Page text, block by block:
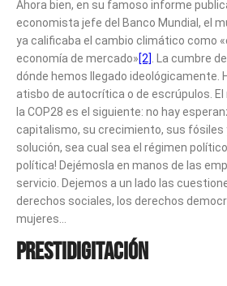
Ahora bien, en su famoso informe
economista jefe del Banco Mundial, el
ya calificaba el cambio climático como
economía de mercado»[2]
. La cumbre
dónde hemos llegado ideológicamente.
atisbo de autocrítica o de escrúpulos. El
la COP28 es el siguiente: no hay
capitalismo, su crecimiento, sus fósiles
solución, sea cual sea el régimen
política! Dejémosla en manos de las
servicio. Dejemos a un lado las
derechos sociales, los derechos
mujeres…
Prestidigitación